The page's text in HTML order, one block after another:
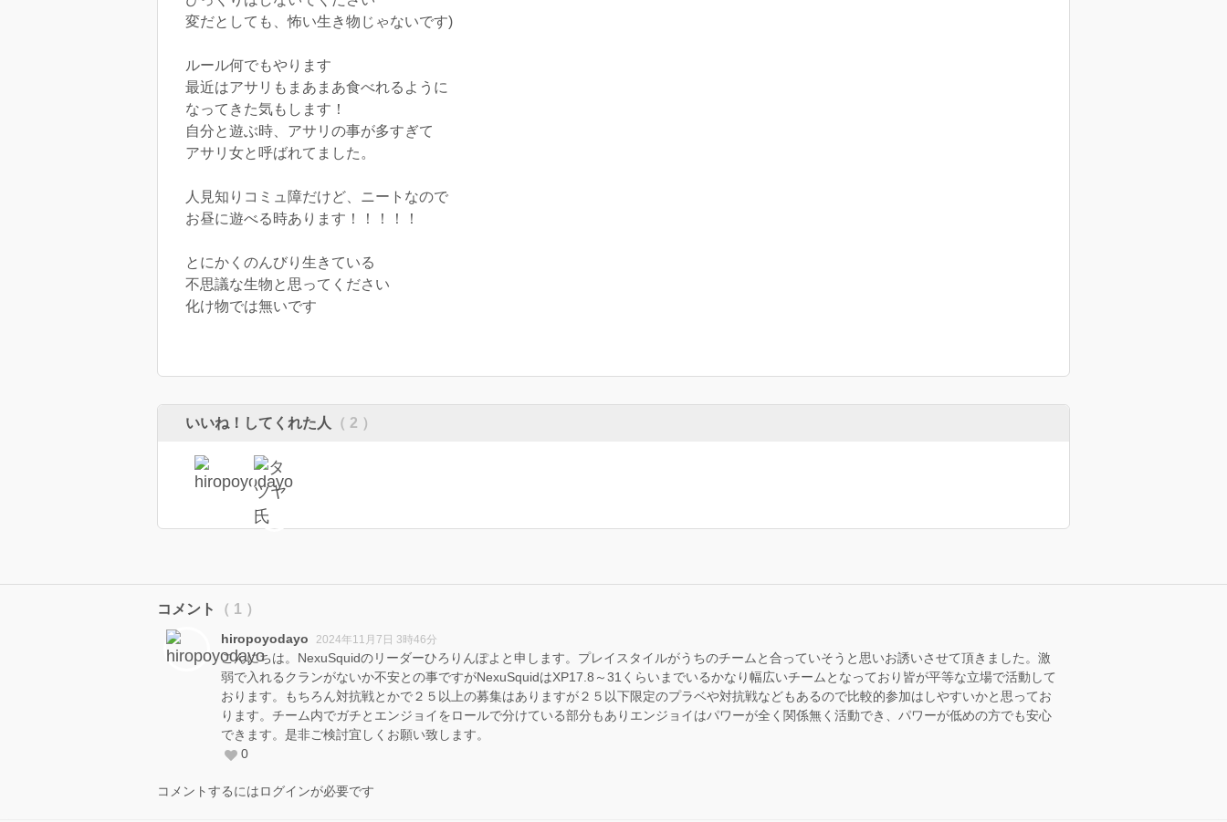
変だとしても、怖い生き物じゃないです)
ルール何でもやります
最近はアサリもまあまあ食べれるように
なってきた気もします！
自分と遊ぶ時、アサリの事が多すぎて
アサリ女と呼ばれてました。
人見知りコミュ障だけど、ニートなので
お昼に遊べる時あります！！！！！
とにかくのんびり生きている
不思議な生物と思ってください
化け物では無いです
いいね！してくれた人 （ 2 ）
コメント （ 1 ）
hiropoyodayo 2024年11月7日 3時46分
こんにちは。NexuSquidのリーダーひろりんぽよと申します。プレイスタイルがうちのチームと合っていそうと思いお誘いさせて頂きました。激
弱で入れるクランがないか不安との事ですがNexuSquidはXP17.8～31くらいまでいるかなり幅広いチームとなっており皆が平等な立場で活動して
おります。もちろん対抗戦とかで２５以上の募集はありますが２５以下限定のプラベや対抗戦などもあるので比較的参加はしやすいかと思ってお
ります。チーム内でガチとエンジョイをロールで分けている部分もありエンジョイはパワーが全く関係無く活動でき、パワーが低めの方でも安心
できます。是非ご検討宜しくお願い致します。
0
コメントするにはログインが必要です